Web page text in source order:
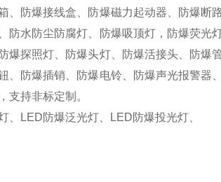
、防爆接线盒、防爆磁力起动器、防爆断
防水防尘防腐灯、防爆吸顶灯，防爆荧
爆探照灯、防爆头灯、防爆活接头、防
、防爆插销、防爆电铃、防爆声光报警器
支持非标定制 。
、LED防爆泛光灯、LED防爆投光灯、